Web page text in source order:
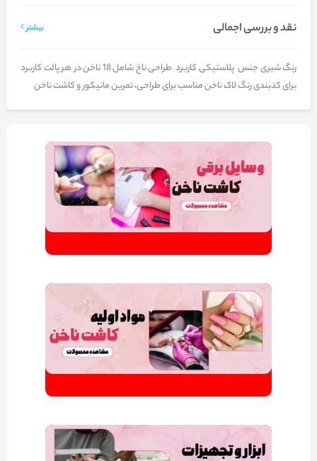
نقد و بررسی اجمالی بیشتر
رنگ شیری جنس پلاستیکی کاربرد طراحی ناخ شامل 18 ناخن در هر پالت کاربرد
برای کدبندی رنگ لاک ناخن مناسب برای طراحی، تمرین مانیکور و کاشت ناخن